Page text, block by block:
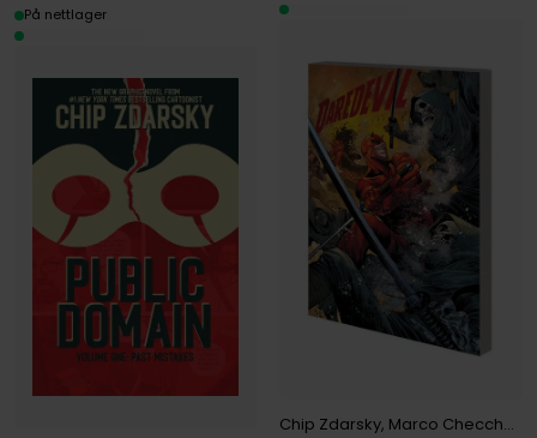
På nettlager
Chip Zdarsky, Marco Checchetto